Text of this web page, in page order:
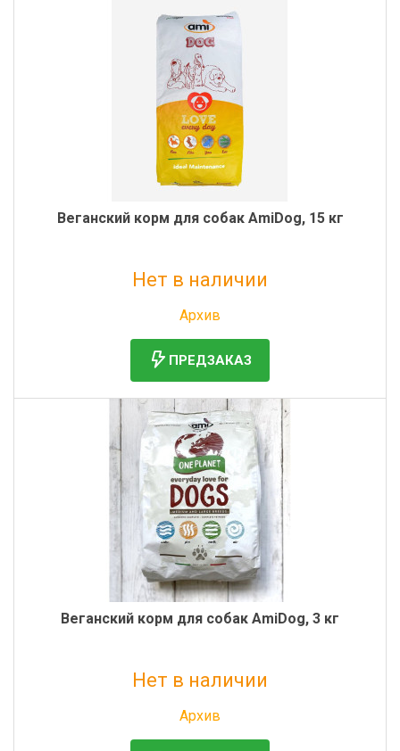
Веганский корм для собак AmiDog, 15 кг
Нет в наличии
Архив
ПРЕДЗАКАЗ
Веганский корм для собак AmiDog, 3 кг
Нет в наличии
Архив